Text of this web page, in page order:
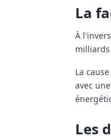
La
À
La
avec
Les